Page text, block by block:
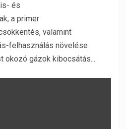
és
a primer
valamint
felhasználás növelése
okozó gázok kibocsátás...